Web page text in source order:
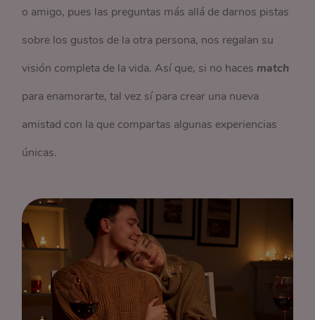
o amigo, pues las preguntas más allá de darnos pistas
sobre los gustos de la otra persona, nos regalan su
visión completa de la vida. Así que, si no haces match
para enamorarte, tal vez sí para crear una nueva
amistad con la que compartas algunas experiencias
únicas.